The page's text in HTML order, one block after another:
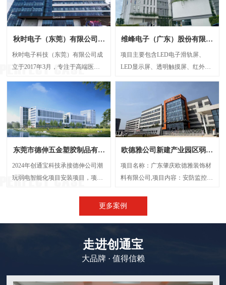
秋时电子（东莞）有限公司弱
电智能化项目案例
秋时电子科技（东莞）有限公司成
立于2017年3月，专注于高端医疗
范围包括生产、设计、研发、技术
备、光学设备、计量检验设备及零
配件、精密仪器设备及其零配件
电智能化承接方，主要负责建设
UPS后备电源系统、UPS动环监测
系统、楼层弱电井配电建设等等
维峰电子（广东）股份有限公
司弱电智能化项目案例
项目主要包含LED电子滑轨屏、
LED显示屏、透明触摸屏、红外触
琐、呈现单一等问题，将展厅的多
个显示屏打造成一个既可统一协作
又能独立展示的智能视觉网络。
东莞市德伸五金塑胶制品有限
2024年创通宝科技承接德伸公司潮
玩弱电智能化项目安装项目，项目
房建设、视频监控系统、信息网络
欧德雅公司新建产业园区弱电
项目名称：广东肇庆欧德雅装饰材
料有限公司,项目内容：安防监控系
禁系统、停车场系统，会议系统、
更多案例
走进创通宝
大品牌 · 值得信赖